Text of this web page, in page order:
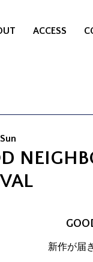
ACCESS
新作が届